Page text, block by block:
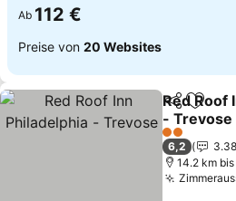
Ab 112 €
Preise von 20 Websites
TeilenZu
Red Roof
- Trevose
2 Sterne
6,2
14.2 km